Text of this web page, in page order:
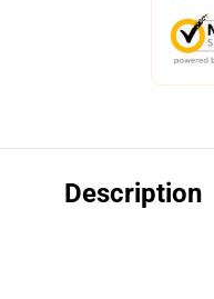
Description